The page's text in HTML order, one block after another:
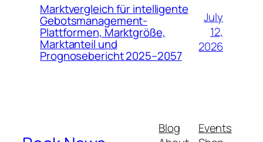
Marktvergleich für intelligente
Gebotsmanagement-
Plattformen, Marktgröße,
Marktanteil und
Prognosebericht 2025–2057
July
12,
2026
Blog
Events